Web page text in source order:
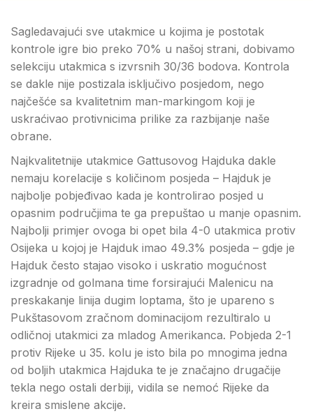
Sagledavajući sve utakmice u kojima je postotak
kontrole igre bio preko 70% u našoj strani, dobivamo
selekciju utakmica s izvrsnih 30/36 bodova. Kontrola
se dakle nije postizala isključivo posjedom, nego
najčešće sa kvalitetnim man-markingom koji je
uskraćivao protivnicima prilike za razbijanje naše
obrane.
Najkvalitetnije utakmice Gattusovog Hajduka dakle
nemaju korelacije s količinom posjeda – Hajduk je
najbolje pobjeđivao kada je kontrolirao posjed u
opasnim područjima te ga prepuštao u manje opasnim.
Najbolji primjer ovoga bi opet bila 4-0 utakmica protiv
Osijeka u kojoj je Hajduk imao 49.3% posjeda – gdje je
Hajduk često stajao visoko i uskratio mogućnost
izgradnje od golmana time forsirajući Malenicu na
preskakanje linija dugim loptama, što je upareno s
Pukštasovom zračnom dominacijom rezultiralo u
odličnoj utakmici za mladog Amerikanca. Pobjeda 2-1
protiv Rijeke u 35. kolu je isto bila po mnogima jedna
od boljih utakmica Hajduka te je značajno drugačije
tekla nego ostali derbiji, vidila se nemoć Rijeke da
kreira smislene akcije.